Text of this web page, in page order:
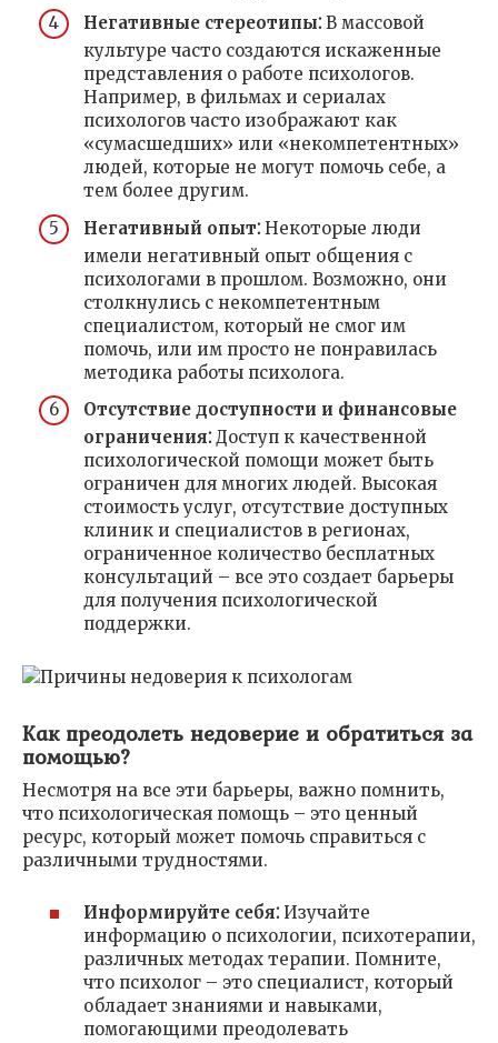
Негативные стереотипы⁚ В массовой
культуре часто создаются искаженные
представления о работе психологов.
Например, в фильмах и сериалах
психологов часто изображают как
«сумасшедших» или «некомпетентных»
людей, которые не могут помочь себе, а
тем более другим.
Негативный опыт⁚ Некоторые люди
имели негативный опыт общения с
психологами в прошлом. Возможно, они
столкнулись с некомпетентным
специалистом, который не смог им
помочь, или им просто не понравилась
методика работы психолога.
Отсутствие доступности и финансовые
ограничения⁚ Доступ к качественной
психологической помощи может быть
ограничен для многих людей. Высокая
стоимость услуг, отсутствие доступных
клиник и специалистов в регионах,
ограниченное количество бесплатных
консультаций – все это создает барьеры
для получения психологической
поддержки.
Как преодолеть недоверие и обратиться за
помощью?
Несмотря на все эти барьеры, важно помнить,
что психологическая помощь – это ценный
ресурс, который может помочь справиться с
различными трудностями.
Информируйте себя⁚ Изучайте
информацию о психологии, психотерапии,
различных методах терапии. Помните,
что психолог – это специалист, который
обладает знаниями и навыками,
помогающими преодолевать